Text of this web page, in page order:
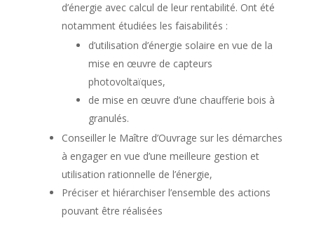
d’énergie avec calcul de leur rentabilité. Ont été
notamment étudiées les faisabilités :
d’utilisation d’énergie solaire en vue de la
mise en œuvre de capteurs
photovoltaïques,
de mise en œuvre d’une chaufferie bois à
granulés.
Conseiller le Maître d’Ouvrage sur les démarches
à engager en vue d’une meilleure gestion et
utilisation rationnelle de l’énergie,
Préciser et hiérarchiser l’ensemble des actions
pouvant être réalisées